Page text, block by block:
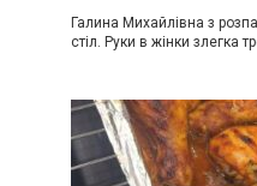
Галина Михайлівна з
стіл. Руки в жінки злегка